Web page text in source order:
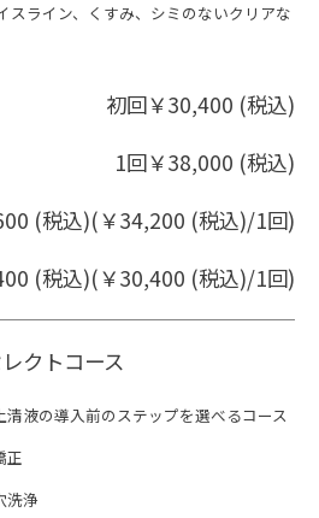
スライン、くすみ、シミのないクリアな
初回￥30,400 (税込)
1回￥38,000 (税込)
(税込)(￥34,200 (税込)/1回)
(税込)(￥30,400 (税込)/1回)
クトコース
液の導入前のステップを選べるコース
正
洗浄